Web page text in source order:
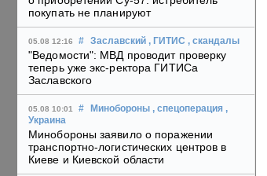
покупать не планируют
05.08 12:16 # Заславский , ГИТИС , скандалы
"Ведомости": МВД проводит проверку
теперь уже экс-ректора ГИТИСа
Заславского
05.08 10:01 # Минобороны , спецоперация ,
Украина
Минобороны заявило о поражении
транспортно-логистических центров в
Киеве и Киевской области